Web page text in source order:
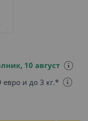
10 август
евро и до 3 кг.*